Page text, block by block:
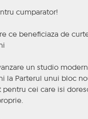
cumparator!
ce beneficiaza de
un studio
la Parterul unui bloc
pentru cei care isi